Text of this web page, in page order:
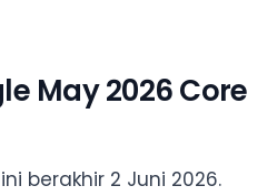
May 2026 Core
berakhir 2 Juni 2026.